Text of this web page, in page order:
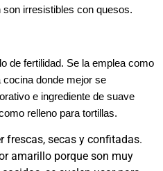
son irresistibles con quesos.
de fertilidad. Se la emplea como
cocina donde mejor se
e ingrediente de suave
relleno para tortillas.
frescas, secas y confitadas.
amarillo porque son muy